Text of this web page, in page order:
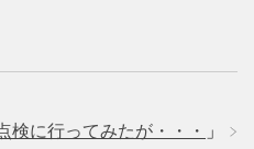
検に行ってみたが・・・ 」